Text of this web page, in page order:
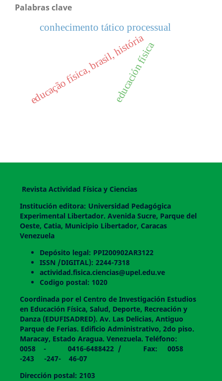
Palabras clave
educación física
educação física, brasil, história
conhecimento tático processual
Revista Actividad Física y Ciencias
Institución editora: Universidad Pedagógica
Experimental Libertador. Avenida Sucre, Parque del
Oeste, Catia, Municipio Libertador, Caracas
Venezuela
Depósito legal: PPI200902AR3122
ISSN /DIGITAL): 2244-7318
actividad.fisica.ciencias@upel.edu.ve
Codigo postal: 1020
Coordinada por el Centro de Investigación Estudios
en Educación Física, Salud, Deporte, Recreación y
Danza (EDUFISADRED). Av. Las Delicias, Antiguo
Parque de Ferias. Edificio Administrativo, 2do piso.
Maracay, Estado Aragua. Venezuela. Teléfono:
0058 - 0416-6488422 / Fax: 0058
-243 -247- 46-07
Dirección postal: 2103